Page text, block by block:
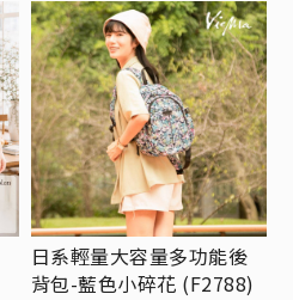
日系輕量大容量多功能後
背包-藍色小碎花 (F2788)